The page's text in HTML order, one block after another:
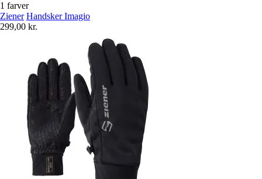
1 farver
Ziener Handsker Imagio
299,00 kr.